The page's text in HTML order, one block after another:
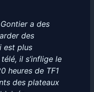
a des
des
est plus
il s’inflige le
heures de TF1
des plateaux